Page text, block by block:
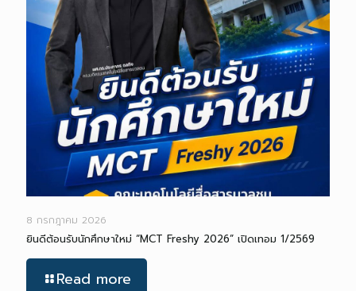
8 กรกฎาคม 2026
ยินดีต้อนรับนักศึกษาใหม่ “MCT Freshy 2026” เปิดเทอม 1/2569
Read more